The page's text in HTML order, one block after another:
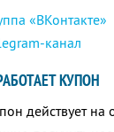
«ВКонтакте»
канал
КУПОН
действует на